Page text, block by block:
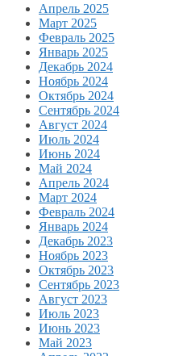
Апрель 2025
Март 2025
Февраль 2025
Январь 2025
Декабрь 2024
Ноябрь 2024
Октябрь 2024
Сентябрь 2024
Август 2024
Июль 2024
Июнь 2024
Май 2024
Апрель 2024
Март 2024
Февраль 2024
Январь 2024
Декабрь 2023
Ноябрь 2023
Октябрь 2023
Сентябрь 2023
Август 2023
Июль 2023
Июнь 2023
Май 2023